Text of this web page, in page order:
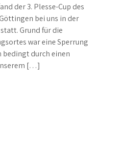
der 3. Plesse-Cup des
bei uns in der
Grund für die
war eine Sperrung
bedingt durch einen
[…]